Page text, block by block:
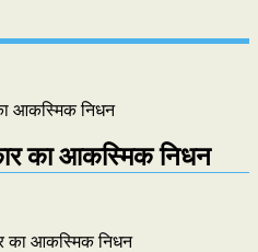
आकस्मिक निधन
का आकस्मिक निधन